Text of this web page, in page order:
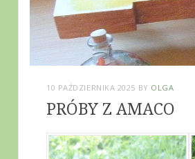
10 PAŹDZIERNIKA 2025 BY OLGA
PRÓBY Z AMACO